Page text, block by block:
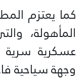
كما يعتزم
المأهولة،
عسكرية سرية
وجهة سياحية